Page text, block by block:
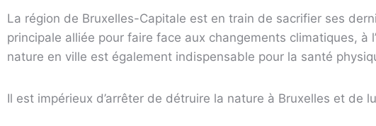
La région de Bruxelles-Capitale est en train de sacrifier ses
principale alliée pour faire face aux changements climatiques,
nature en ville est également indispensable pour la santé
Il est impérieux d’arrêter de détruire la nature à Bruxelles et de